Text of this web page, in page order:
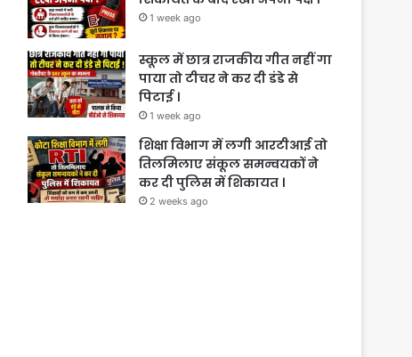
1 week ago
स्कूल में छात्र राजकीय गीत नहीं गा
पाया तो टीचर ने कर दी डंडे से
पिटाई ।
1 week ago
शिक्षा विभाग में लगी आरटीआई तो
तिलमिलाए संकूल समन्वयकों ने
कर दी पुलिस में शिकायत ।
2 weeks ago